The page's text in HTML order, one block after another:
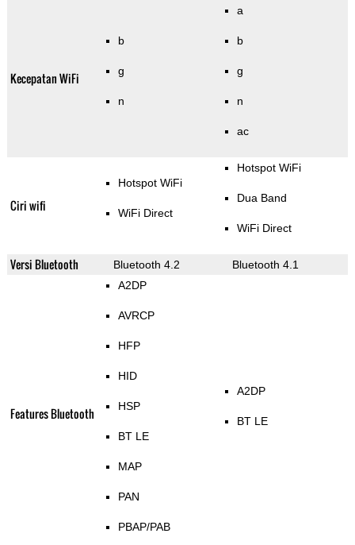
Kecepatan WiFi
b
g
n
a
b
g
n
ac
Ciri wifi
Hotspot WiFi
WiFi Direct
Hotspot WiFi
Dua Band
WiFi Direct
Versi Bluetooth Bluetooth 4.2 Bluetooth 4.1
Features Bluetooth
A2DP
AVRCP
HFP
HID
HSP
BT LE
MAP
PAN
PBAP/PAB
A2DP
BT LE